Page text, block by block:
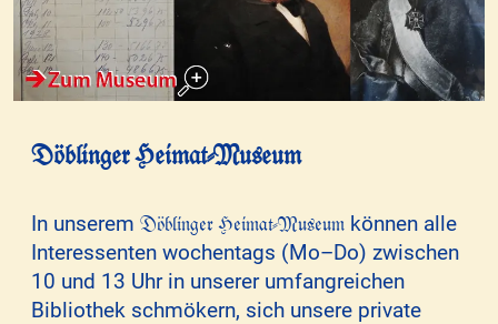
Döblinger Heimat-Museum
In unserem Döblinger Heimat-Museum können alle
Interessenten wochentags (Mo–Do) zwischen
10 und 13 Uhr in unserer umfangreichen
Bibliothek schmökern, sich unsere private